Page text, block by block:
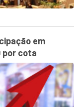
em
por cota